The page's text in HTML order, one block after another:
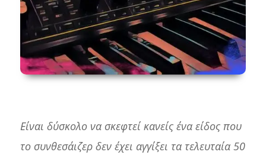
Είναι δύσκολο να σκεφτεί κανείς ένα είδος που
το συνθεσάιζερ δεν έχει αγγίξει τα τελευταία 50